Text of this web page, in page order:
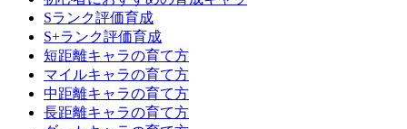
Sランク評価育成
S+ランク評価育成
短距離キャラの育て方
マイルキャラの育て方
中距離キャラの育て方
長距離キャラの育て方